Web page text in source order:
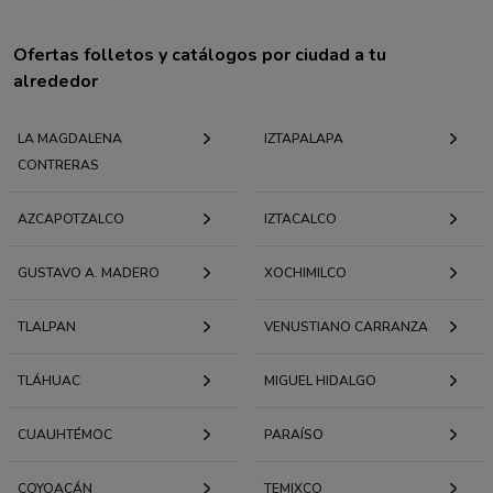
Ofertas folletos y catálogos por ciudad a tu
alrededor
LA MAGDALENA
CONTRERAS
IZTAPALAPA
AZCAPOTZALCO IZTACALCO
GUSTAVO A. MADERO XOCHIMILCO
TLALPAN VENUSTIANO CARRANZA
TLÁHUAC MIGUEL HIDALGO
CUAUHTÉMOC PARAÍSO
COYOACÁN TEMIXCO